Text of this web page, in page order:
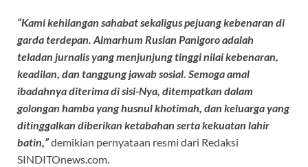
“Kami kehilangan sahabat sekaligus pejuang kebenaran di
garda terdepan. Almarhum Ruslan Panigoro adalah
teladan jurnalis yang menjunjung tinggi nilai kebenaran,
keadilan, dan tanggung jawab sosial. Semoga amal
ibadahnya diterima di sisi-Nya, ditempatkan dalam
golongan hamba yang husnul khotimah, dan keluarga yang
ditinggalkan diberikan ketabahan serta kekuatan lahir
batin,”demikian pernyataan resmi dari Redaksi
SINDITOnews.com.